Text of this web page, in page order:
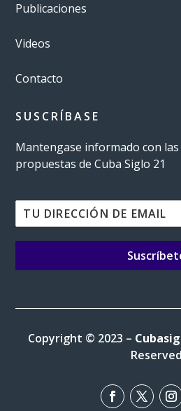
Publicaciones
Videos
Contacto
SUSCRÍBASE
Mantengase informado con
propuestas de Cuba Siglo 21
Copyright © 2023 –
Reserved